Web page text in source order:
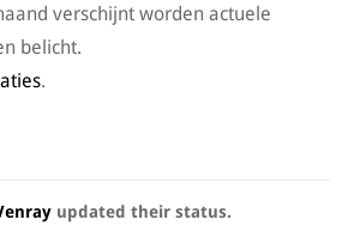
verschijnt worden actuele
belicht.
.
updated their status.